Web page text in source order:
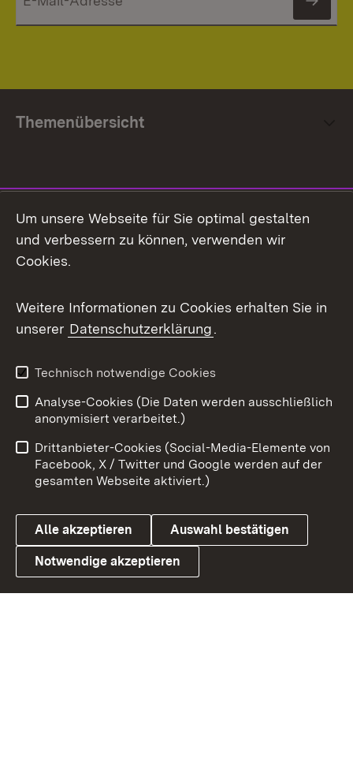
Themenübersicht
Facebook
X / Twitter
Youtube
Link zum Landesportal
Impressum
Kontakt
Barrierefreiheit
Datenschutz
Cookies
Um unsere Webseite für Sie optimal gestalten
und verbessern zu können, verwenden wir
Cookies.
Weitere Informationen zu Cookies erhalten Sie in
unserer Datenschutzerklärung.
Technisch notwendige Cookies
Analyse-Cookies (Die Daten werden ausschließlich
anonymisiert verarbeitet.)
Drittanbieter-Cookies (Social-Media-Elemente von
Facebook, X / Twitter und Google werden auf der
gesamten Webseite aktiviert.)
Alle akzeptieren Auswahl bestätigen
Notwendige akzeptieren